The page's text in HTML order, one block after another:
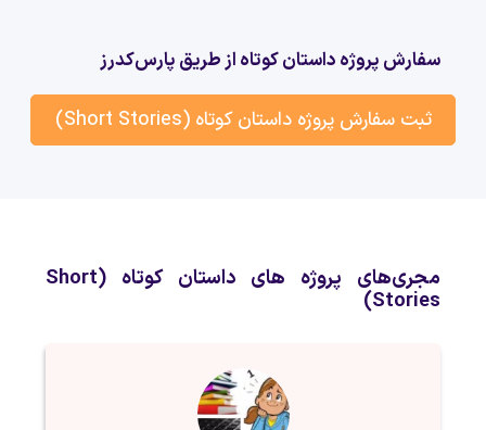
سفارش پروژه داستان کوتاه از طریق پارس‌کدرز
ثبت سفارش پروژه داستان کوتاه (Short Stories)
مجری‌های پروژه های داستان کوتاه (Short
Stories)